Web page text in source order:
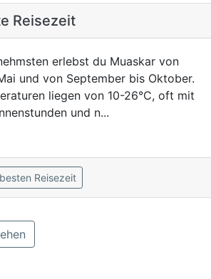
Reisezeit
erlebst du Muaskar von
und von September bis Oktober.
liegen von 10-26°C, oft mit
und n...
Reisezeit